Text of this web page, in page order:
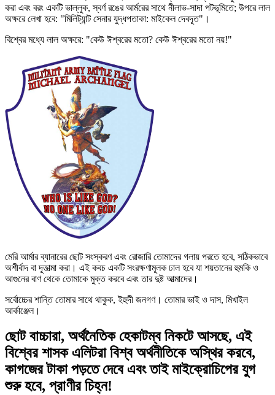
করা এবং বরং একটি ভাল্লুক, স্বর্ণ রঙের আর্মরের সাথে নীলাভ-সাদা পটভূমিতে; উপরে লাল
অক্ষরে লেখা হবে: "মিলিট্যান্ট সেনার যুদ্ধপতাকা: মাইকেল দেবদূত"।
বিশ্বের মধ্যে লাল অক্ষরে: "কেউ ঈশ্বরের মতো? কেউ ঈশ্বরের মতো নয়!"
মেরি আর্মার ব্যানারের ছোট সংস্করণ এবং রোজারি তোমাদের গলায় পরতে হবে, সঠিকভাবে
অশীর্বাদ বা দূতাত্মা করা। এই কবচ একটি সংরক্ষণামূলক ঢাল হবে যা শয়তানের হুমকি ও
আগুনের বাণ থেকে তোমাকে মুক্ত করবে এবং তার দুষ্ট আত্মাদের।
সর্বোচ্চের শান্তি তোমার সাথে থাকুক, ইহুদী জনগণ। তোমার ভাই ও দাস, মিখাইল
আর্কাঞ্জেল।
ছোট বাচ্চারা, অর্থনৈতিক হেকাটম্ব নিকটে আসছে, এই
বিশ্বের শাসক এলিটরা বিশ্ব অর্থনীতিকে অস্থির করবে,
কাগজের টাকা পড়তে দেবে এবং তাই মাইক্রোচিপের যুগ
শুরু হবে, প্রাণীর চিহ্ন!